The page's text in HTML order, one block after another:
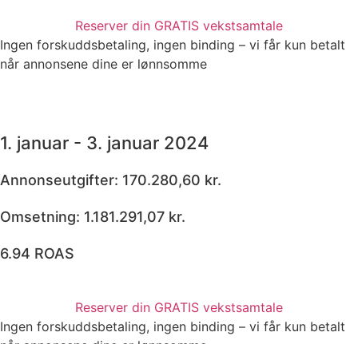
Reserver din GRATIS vekstsamtale
Ingen forskuddsbetaling, ingen binding – vi får kun betalt
når annonsene dine er lønnsomme
1. januar - 3. januar 2024
Annonseutgifter: 170.280,60 kr.
Omsetning: 1.181.291,07 kr.
6.94 ROAS
Reserver din GRATIS vekstsamtale
Ingen forskuddsbetaling, ingen binding – vi får kun betalt